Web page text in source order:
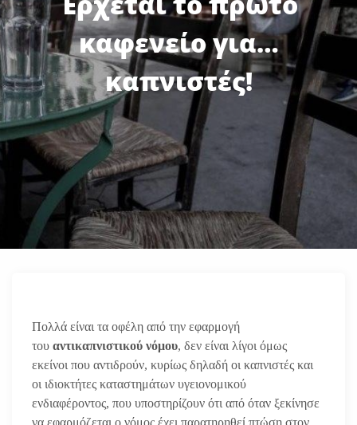
καφενείο για…
καπνιστές!
Πολλά είναι τα οφέλη από την εφαρμογή
του αντικαπνιστικού νόμου, δεν είναι λίγοι όμως
εκείνοι που αντιδρούν, κυρίως δηλαδή οι καπνιστές και
οι ιδιοκτήτες καταστημάτων υγειονομικού
ενδιαφέροντος, που υποστηρίζουν ότι από όταν ξεκίνησε
να εφαρμόζεται ο νόμος έχει παρατηρηθεί πτώση στον